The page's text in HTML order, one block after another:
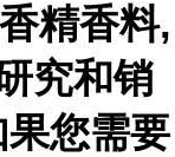
精香料,
究和销
您需要